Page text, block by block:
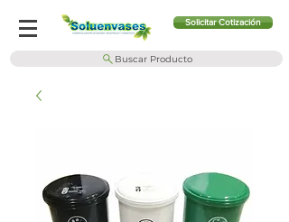
Solicitar Cotización
Buscar Producto